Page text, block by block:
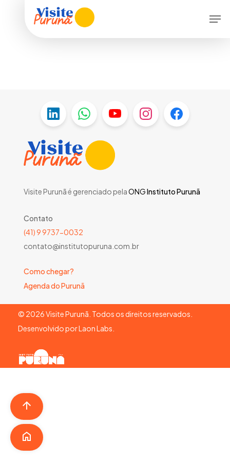
Visite Purunã é gerenciado pelaONGInstituto Purunã
Contato
(41) 9 9737-0032
contato@institutopuruna.com.br
Como chegar?
Agenda do Purunã
© 2026Visite Purunã. Todos os direitos reservados.
Desenvolvido porLaon Labs